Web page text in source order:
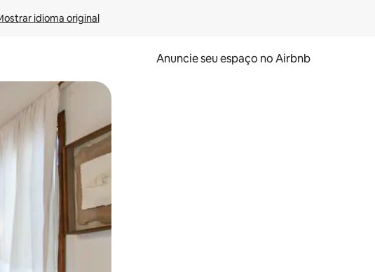
idioma original
Anuncie seu espaço no Airbnb
tocando e deslizando o dedo na tela.